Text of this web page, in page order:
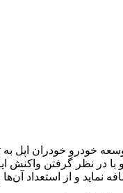
و با در نظر گرفتن واکنش
نماید و از استعداد آن‌ها